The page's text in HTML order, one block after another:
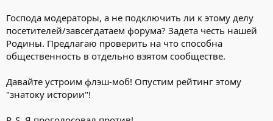
Господа модераторы, а не подключить ли к этому делу
посетителей/завсегдатаем форума? Задета честь нашей
Родины. Предлагаю проверить на что способна
общественность в отдельно взятом сообществе.
Давайте устроим флэш-моб! Опустим рейтинг этому
"знатоку истории"!